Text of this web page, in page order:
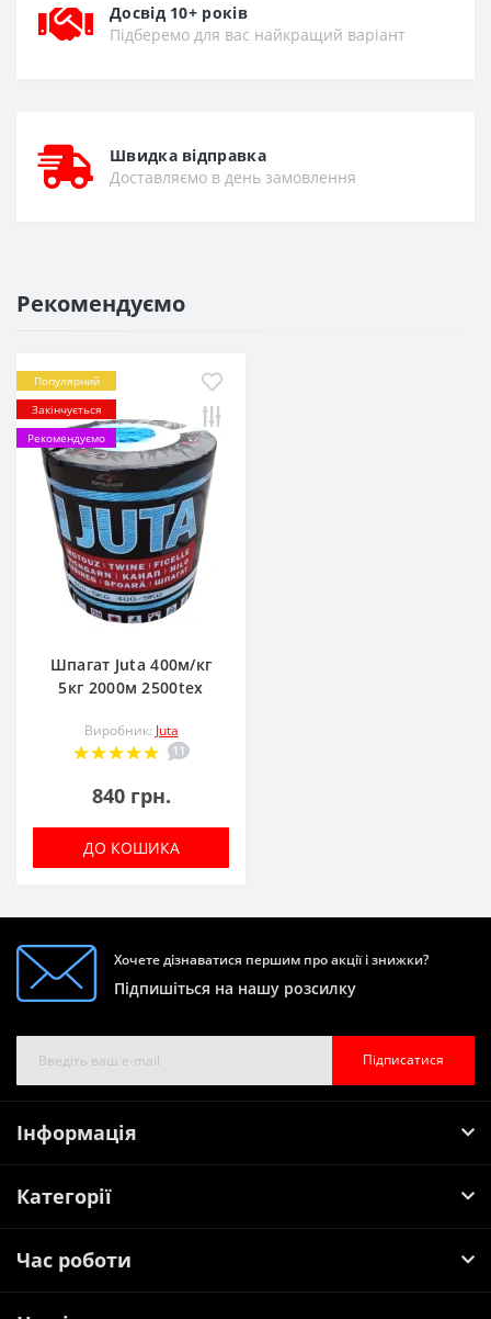
Досвід 10+ років
Підберемо для вас найкращий варіант
Швидка відправка
Доставляємо в день замовлення
Рекомендуємо
Популярний
Закінчується
Рекомендуємо
Шпагат Juta 400м/кг
5кг 2000м 2500tex
Виробник: Juta
11
840 грн.
ДО КОШИКА
Хочете дізнаватися першим про акції і знижки?
Підпишіться на нашу розсилку
Підписатися
Інформація
Категорії
Час роботи